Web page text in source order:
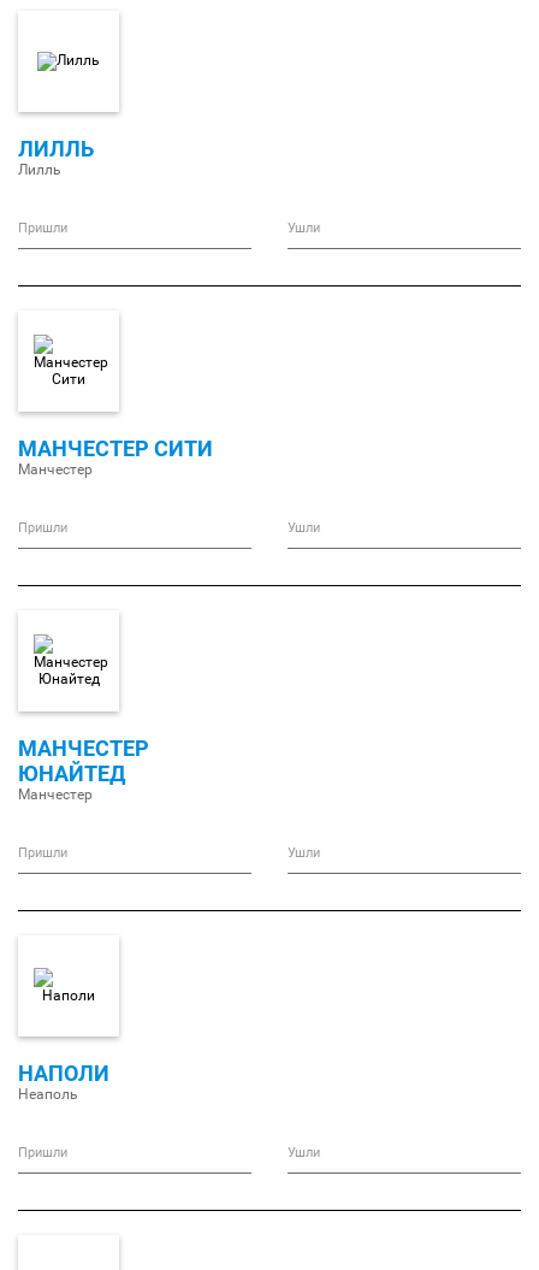
ЛИЛЛЬ
Лилль
Пришли Ушли
МАНЧЕСТЕР СИТИ
Манчестер
Пришли Ушли
МАНЧЕСТЕР
ЮНАЙТЕД
Манчестер
Пришли Ушли
НАПОЛИ
Неаполь
Пришли Ушли